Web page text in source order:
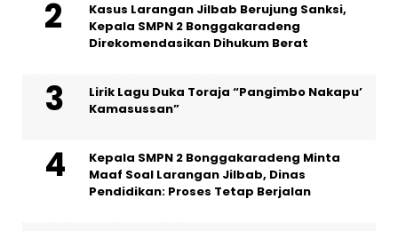
Kasus Larangan Jilbab Berujung Sanksi,
Kepala SMPN 2 Bonggakaradeng
Direkomendasikan Dihukum Berat
Lirik Lagu Duka Toraja “Pangimbo Nakapu’
Kamasussan”
Kepala SMPN 2 Bonggakaradeng Minta
Maaf Soal Larangan Jilbab, Dinas
Pendidikan: Proses Tetap Berjalan